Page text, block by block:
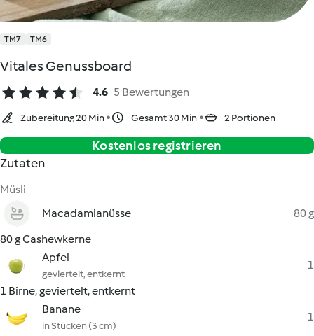
TM7 TM6
Vitales Genussboard
4.6 5 Bewertungen
Zubereitung 20 Min Gesamt 30 Min 2 Portionen
Kostenlos registrieren
Zutaten
Müsli
Macadamianüsse
80 g
80 g Cashewkerne
Apfel
geviertelt, entkernt
1
1 Birne, geviertelt, entkernt
Banane
in Stücken (3 cm)
1